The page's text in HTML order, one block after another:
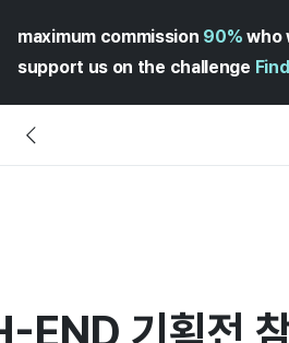
maximum commission 90% who
support us on the challenge
END 기획전